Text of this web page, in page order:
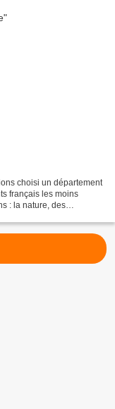
choisi un département
français les moins
: la nature, des